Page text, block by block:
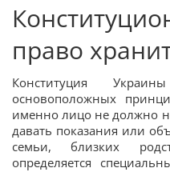
право
Конституция
основоположных
именно лицо не должно
давать показания или
семьи, близких
определяется